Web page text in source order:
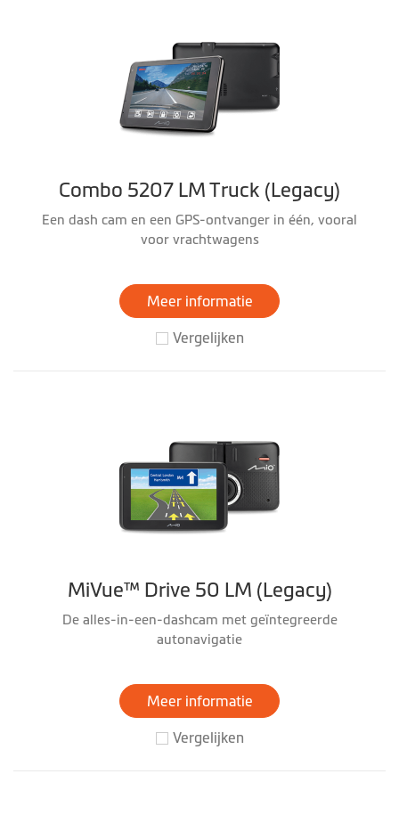
Combo 5207 LM Truck (Legacy)
Een dash cam en een GPS-ontvanger in één, vooral
voor vrachtwagens
Meer informatie
Vergelijken
MiVue™ Drive 50 LM (Legacy)
De alles-in-een-dashcam met geïntegreerde
autonavigatie
Meer informatie
Vergelijken